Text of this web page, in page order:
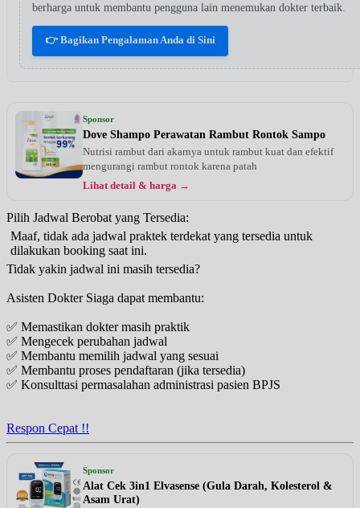
berharga untuk membantu pengguna lain menemukan dokter terbaik.
👉 Bagikan Pengalaman Anda di Sini
Sponsor
Dove Shampo Perawatan Rambut Rontok Sampo
Nutrisi rambut dari akarnya untuk rambut kuat dan efektif
mengurangi rambut rontok karena patah
Lihat detail & harga →
Pilih Jadwal Berobat yang Tersedia:
Maaf, tidak ada jadwal praktek terdekat yang tersedia untuk
dilakukan booking saat ini.
Tidak yakin jadwal ini masih tersedia?
Asisten Dokter Siaga dapat membantu:
✅ Memastikan dokter masih praktik
✅ Mengecek perubahan jadwal
✅ Membantu memilih jadwal yang sesuai
✅ Membantu proses pendaftaran (jika tersedia)
✅ Konsulttasi permasalahan administrasi pasien BPJS
Respon Cepat !!
Sponsor
Alat Cek 3in1 Elvasense (Gula Darah, Kolesterol &
Asam Urat)